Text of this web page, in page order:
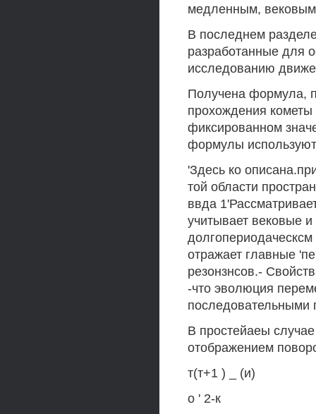
медленным,
В последнем
разработанные для
исследованию
Получена формула,
прохождения
фиксированном
формулы
'Здесь ко
той области
ввда
учитывает вековые
отражает главные
резонзнсов.-
-что эволюция
последовательными
В простейаеы
отображением
т(т+1 ) _ (и)
о ' 2-к